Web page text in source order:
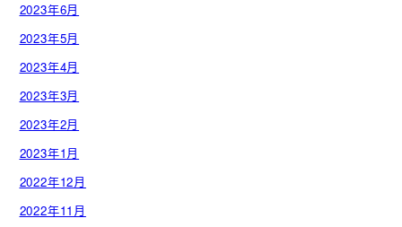
2023年6月
2023年5月
2023年4月
2023年3月
2023年2月
2023年1月
2022年12月
2022年11月